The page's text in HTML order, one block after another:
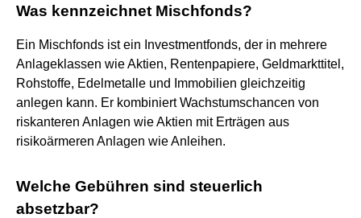
Was kennzeichnet Mischfonds?
Ein Mischfonds ist ein Investmentfonds, der in mehrere
Anlageklassen wie Aktien, Rentenpapiere, Geldmarkttitel,
Rohstoffe, Edelmetalle und Immobilien gleichzeitig
anlegen kann. Er kombiniert Wachstumschancen von
riskanteren Anlagen wie Aktien mit Erträgen aus
risikoärmeren Anlagen wie Anleihen.
Welche Gebühren sind steuerlich
absetzbar?